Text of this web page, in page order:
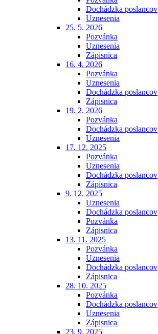
Dochádzka poslancov
Uznesenia
25. 5. 2026
Pozvánka
Uznesenia
Zápisnica
16. 4. 2026
Pozvánka
Uznesenia
Dochádzka poslancov
Zápisnica
19. 2. 2026
Pozvánka
Dochádzka poslancov
Uznesenia
17. 12. 2025
Pozvánka
Uznesenia
Dochádzka poslancov
Zápisnica
9. 12. 2025
Uznesenia
Dochádzka poslancov
Pozvánka
Zápisnica
13. 11. 2025
Pozvánka
Uznesenia
Dochádzka poslancov
Zápisnica
28. 10. 2025
Pozvánka
Dochádzka poslancov
Uznesenia
Zápisnica
23. 9. 2025